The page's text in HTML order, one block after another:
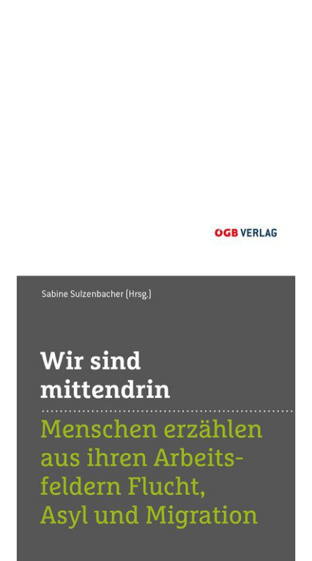
Zur Wunschliste hinzufügen
Asyl und Migration
Sabine Sulzenbacher
Verlag: ÖGB Verlag 03.04.2020
Buch 208 Seiten
Paperback
ISBN: 978-3-99046-
455-7